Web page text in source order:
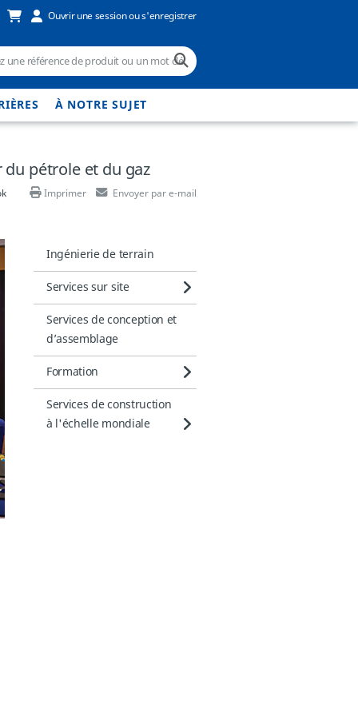
Ouvrir une session ou s'enregistrer
À NOTRE SUJET
pétrole et du gaz
Imprimer Envoyer par e-mail
Ingénierie de terrain
Services sur site
Services de conception et
d’assemblage
Formation
Services de construction
à l'échelle mondiale